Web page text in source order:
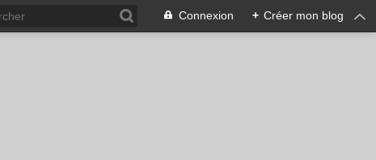
Connexion + Créer mon blog